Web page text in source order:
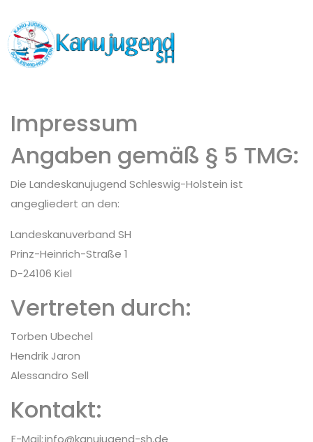
Impressum
Angaben gemäß § 5 TMG:
Die Landeskanujugend Schleswig-Holstein ist
angegliedert an den:
Landeskanuverband SH
Prinz-Heinrich-Straße 1
D-24106 Kiel
Vertreten durch:
Torben Ubechel
Hendrik Jaron
Alessandro Sell
Kontakt:
E-Mail:info@kanujugend-sh.de